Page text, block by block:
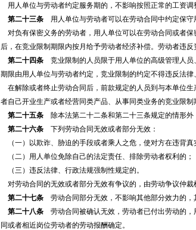
用人单位与劳动者约定服务期的，不影响按照正常的工资调
第二十三条 用人单位与劳动者可以在劳动合同中约定保守
对负有保密义务的劳动者，用人单位可以在劳动合同或者
后，在竞业限制期限内按月给予劳动者经济补偿。劳动者违
第二十四条 竞业限制的人员限于用人单位的高级管理人员
期限由用人单位与劳动者约定，竞业限制的约定不得违反法律
在解除或者终止劳动合同后，前款规定的人员到与本单位
者自己开业生产或者经营同类产品、从事同类业务的竞业限制
第二十五条 除本法第二十二条和第二十三条规定的情形外
第二十六条 下列劳动合同无效或者部分无效：
（一）以欺诈、胁迫的手段或者乘人之危，使对方在违背真
（二）用人单位免除自己的法定责任、排除劳动者权利的；
（三）违反法律、行政法规强制性规定的。
对劳动合同的无效或者部分无效有争议的，由劳动争议仲裁
第二十七条 劳动合同部分无效，不影响其他部分效力的，
第二十八条 劳动合同被确认无效，劳动者已付出劳动的
同或者相近岗位劳动者的劳动报酬确定。